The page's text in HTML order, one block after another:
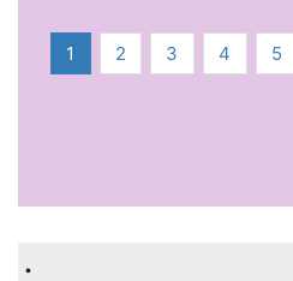
1 2 3 4 5
.